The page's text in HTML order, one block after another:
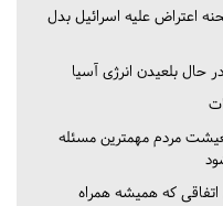
اعتراض علیه اسرائیل بدل
حال بلعیدن انرژی آسیا
مردم مهمترین مسئله
که همیشه همراه